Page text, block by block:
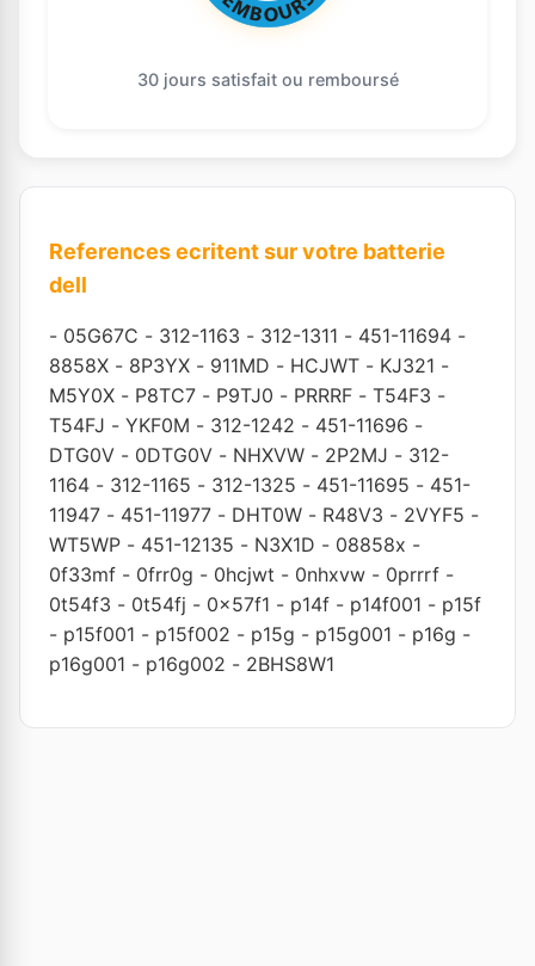
30 jours satisfait ou remboursé
References ecritent sur votre batterie
dell
- 05G67C - 312-1163 - 312-1311 - 451-11694 -
8858X - 8P3YX - 911MD - HCJWT - KJ321 -
M5Y0X - P8TC7 - P9TJ0 - PRRRF - T54F3 -
T54FJ - YKF0M - 312-1242 - 451-11696 -
DTG0V - 0DTG0V - NHXVW - 2P2MJ - 312-
1164 - 312-1165 - 312-1325 - 451-11695 - 451-
11947 - 451-11977 - DHT0W - R48V3 - 2VYF5 -
WT5WP - 451-12135 - N3X1D - 08858x -
0f33mf - 0frr0g - 0hcjwt - 0nhxvw - 0prrrf -
0t54f3 - 0t54fj - 0x57f1 - p14f - p14f001 - p15f
- p15f001 - p15f002 - p15g - p15g001 - p16g -
p16g001 - p16g002 - 2BHS8W1